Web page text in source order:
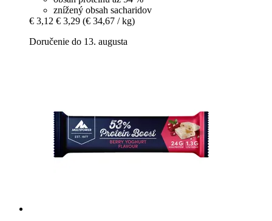
znížený obsah sacharidov
€ 3,12 € 3,29 (€ 34,67 / kg)
Doručenie do 13. augusta